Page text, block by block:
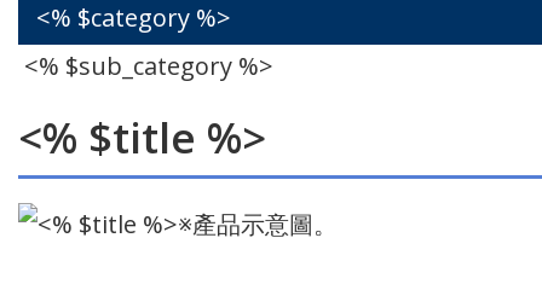
<% $title %>
<% $category %>
<% $sub_category %>
※產品示意圖。